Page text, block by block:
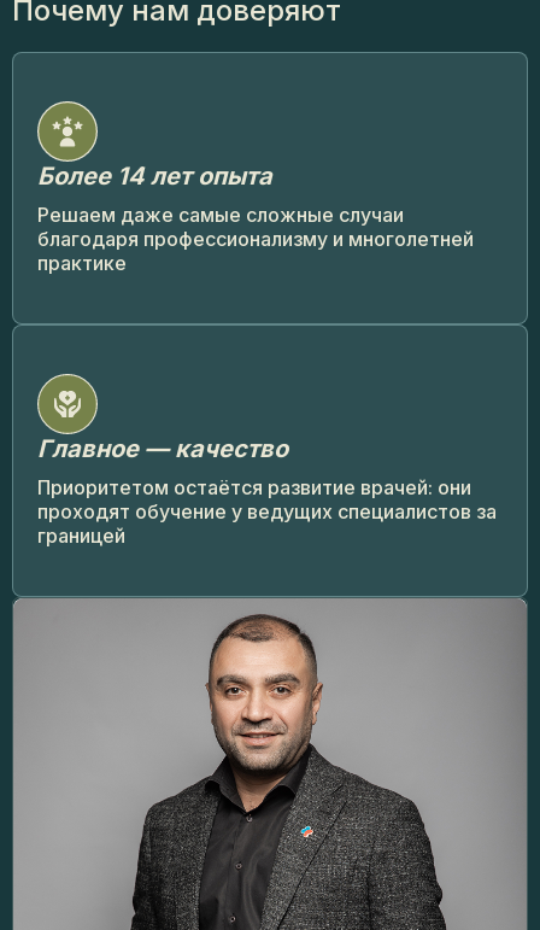
Почему нам доверяют
Более 14 лет опыта
Решаем даже самые сложные случаи
благодаря профессионализму и многолетней
практике
Главное — качество
Приоритетом остаётся развитие врачей: они
проходят обучение у ведущих специалистов за
границей